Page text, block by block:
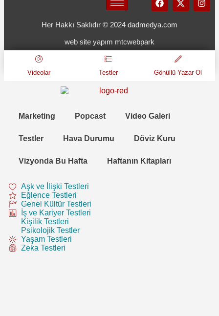
Her Hakkı Saklıdır © 2024 dadmedya.com
web site yapım mtcwebpark
Videolar Testler Gönüllü Yazar Ol
Marketing Popcast Video Galeri
Testler Hava Durumu Döviz Kuru
Vizyonda Bu Hafta Haftanın Kitapları
Aşk ve İlişki Testleri
Eğlence Testleri
Genel Kültür Testleri
İş ve Kariyer Testleri
Kişilik Testleri
Psikolojik Testler
Yaşam Testleri
Zeka Testleri